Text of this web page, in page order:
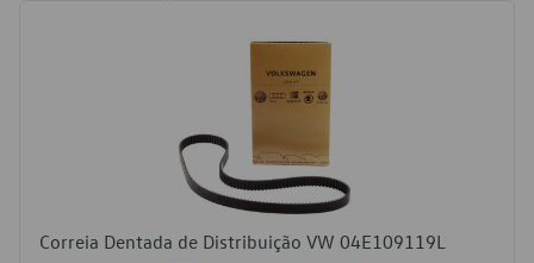
Correia Dentada de Distribuição VW 04E109119L